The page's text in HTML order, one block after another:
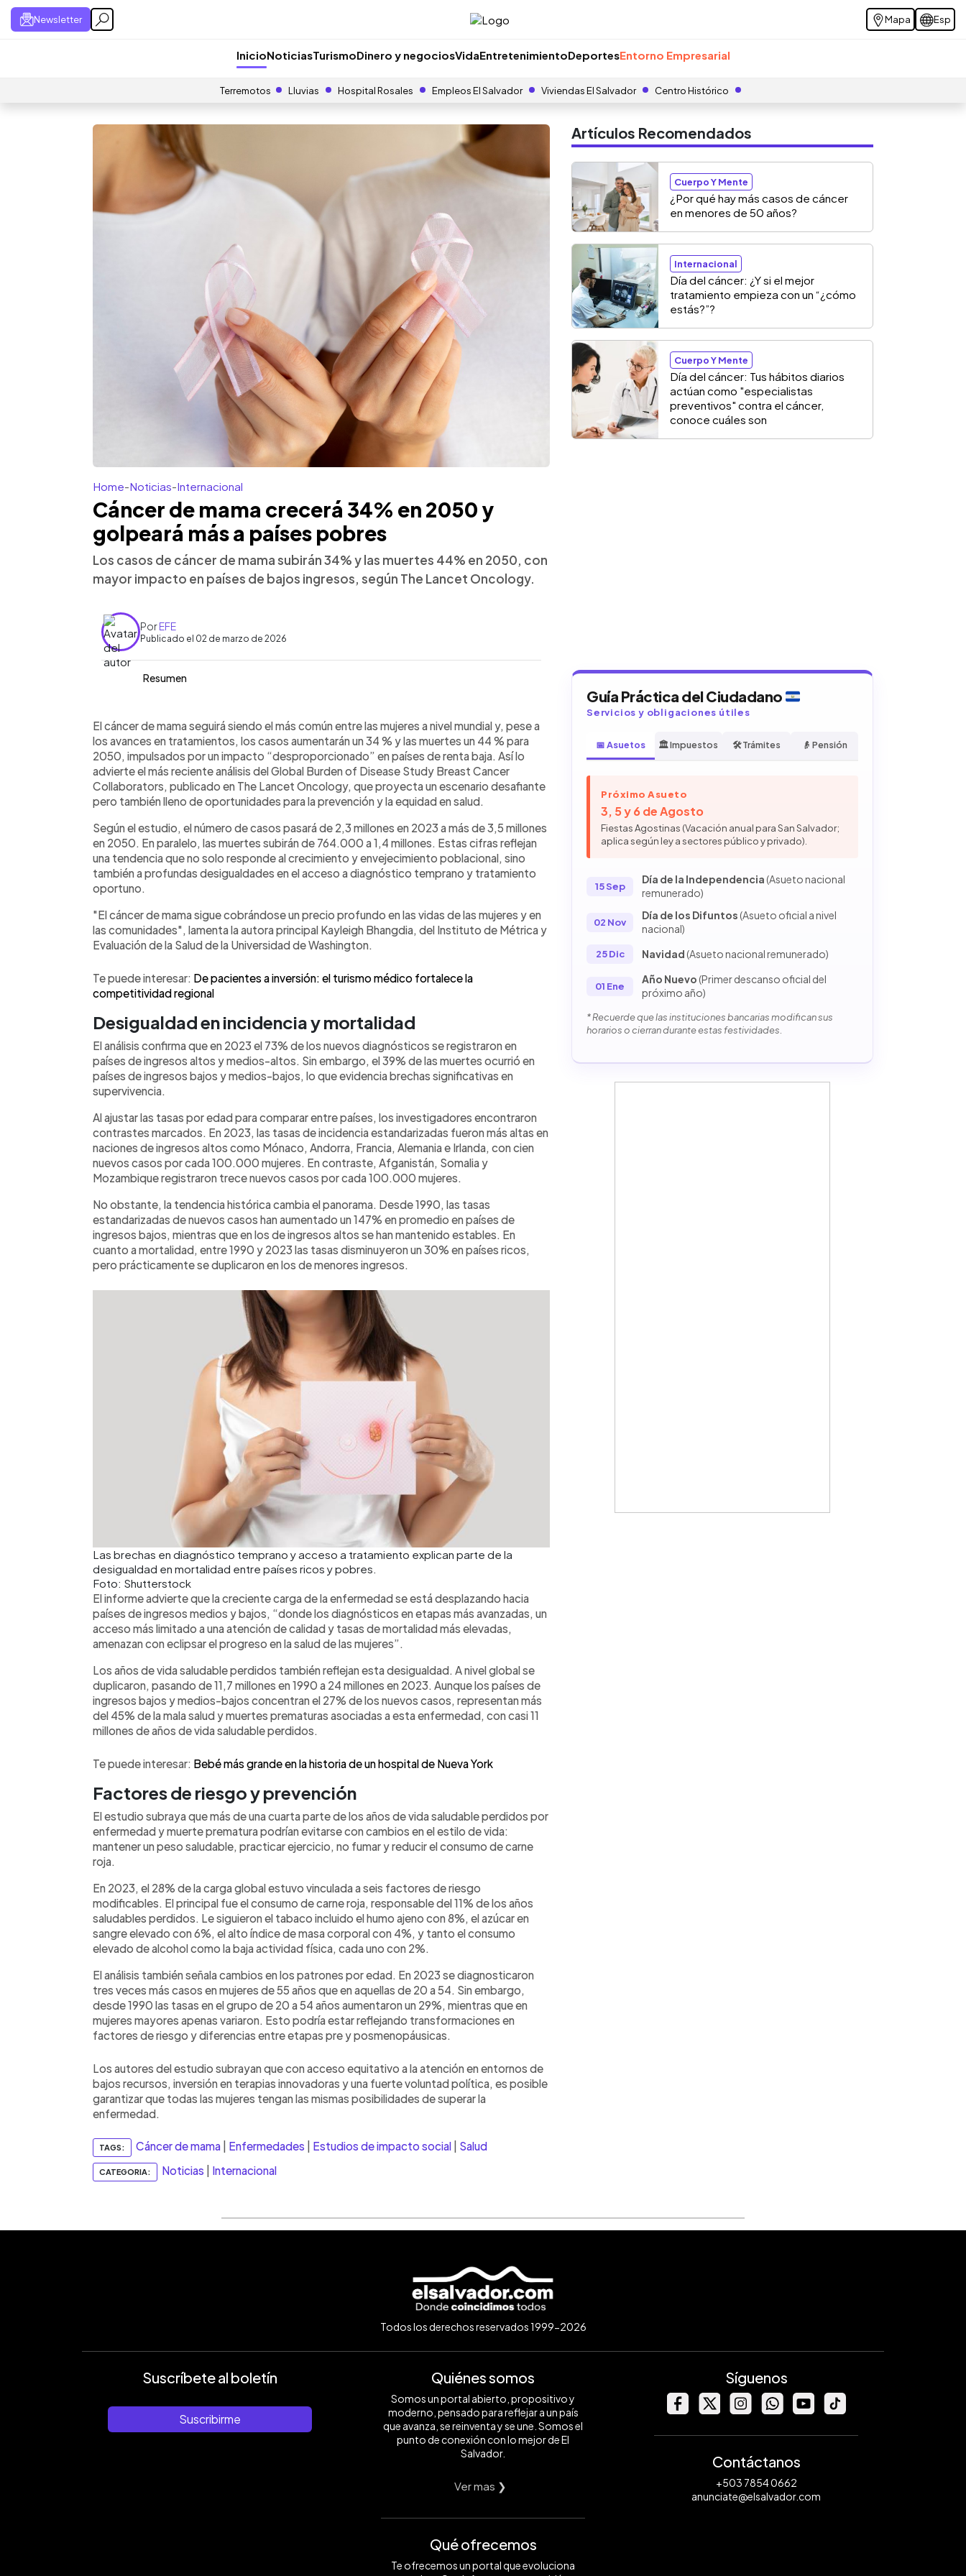
Newsletter Mapa Esp
InicioNoticiasTurismoDinero y negociosVidaEntretenimientoDeportesEntorno Empresarial
Terremotos Lluvias Hospital Rosales Empleos El Salvador Viviendas El Salvador Centro Histórico
Home-Noticias-Internacional
Cáncer de mama crecerá 34% en 2050 y
golpeará más a países pobres
Los casos de cáncer de mama subirán 34% y las muertes 44% en 2050, con
mayor impacto en países de bajos ingresos, según The Lancet Oncology.
PorEFE
Publicado el 02 de marzo de 2026
Resumen
► Escuchar artículo
El cáncer de mama aumentará un 34 % en nuevos casos y un 44 % en
muertes hacia 2050, con mayor impacto en países de bajos ingresos,
según un estudio publicado en The Lancet Oncology. En 2023 se
registraron 2,3 millones de diagnósticos y 764.000 muertes, cifras que
crecerán significativamente en las próximas décadas. Aunque la incidencia
es más alta en países ricos, la mortalidad se concentra en naciones con
desarrollados, pero casi se duplicaron en los más pobres. El 28 % de la
carga global está ligada a factores de riesgo modificables.
El cáncer de mama seguirá siendo el más común entre las mujeres a nivel mundial y, pese a
los avances en tratamientos, los casos aumentarán un 34 % y las muertes un 44 % para
2050, impulsados por un impacto “desproporcionado” en países de renta baja. Así lo
advierte el más reciente análisis del Global Burden of Disease Study Breast Cancer
Collaborators, publicado en The Lancet Oncology, que proyecta un escenario desafiante
pero también lleno de oportunidades para la prevención y la equidad en salud.
Según el estudio, el número de casos pasará de 2,3 millones en 2023 a más de 3,5 millones
en 2050. En paralelo, las muertes subirán de 764.000 a 1,4 millones. Estas cifras reflejan
una tendencia que no solo responde al crecimiento y envejecimiento poblacional, sino
también a profundas desigualdades en el acceso a diagnóstico temprano y tratamiento
oportuno.
"El cáncer de mama sigue cobrándose un precio profundo en las vidas de las mujeres y en
las comunidades", lamenta la autora principal Kayleigh Bhangdia, del Instituto de Métrica y
Evaluación de la Salud de la Universidad de Washington.
Te puede interesar: De pacientes a inversión: el turismo médico fortalece la
competitividad regional
Desigualdad en incidencia y mortalidad
El análisis confirma que en 2023 el 73% de los nuevos diagnósticos se registraron en
países de ingresos altos y medios-altos. Sin embargo, el 39% de las muertes ocurrió en
países de ingresos bajos y medios-bajos, lo que evidencia brechas significativas en
supervivencia.
Al ajustar las tasas por edad para comparar entre países, los investigadores encontraron
contrastes marcados. En 2023, las tasas de incidencia estandarizadas fueron más altas en
naciones de ingresos altos como Mónaco, Andorra, Francia, Alemania e Irlanda, con cien
nuevos casos por cada 100.000 mujeres. En contraste, Afganistán, Somalia y
Mozambique registraron trece nuevos casos por cada 100.000 mujeres.
No obstante, la tendencia histórica cambia el panorama. Desde 1990, las tasas
estandarizadas de nuevos casos han aumentado un 147% en promedio en países de
ingresos bajos, mientras que en los de ingresos altos se han mantenido estables. En
cuanto a mortalidad, entre 1990 y 2023 las tasas disminuyeron un 30% en países ricos,
pero prácticamente se duplicaron en los de menores ingresos.
Las brechas en diagnóstico temprano y acceso a tratamiento explican parte de la
desigualdad en mortalidad entre países ricos y pobres.
Foto: Shutterstock
El informe advierte que la creciente carga de la enfermedad se está desplazando hacia
países de ingresos medios y bajos, “donde los diagnósticos en etapas más avanzadas, un
acceso más limitado a una atención de calidad y tasas de mortalidad más elevadas,
amenazan con eclipsar el progreso en la salud de las mujeres”.
Los años de vida saludable perdidos también reflejan esta desigualdad. A nivel global se
duplicaron, pasando de 11,7 millones en 1990 a 24 millones en 2023. Aunque los países de
ingresos bajos y medios-bajos concentran el 27% de los nuevos casos, representan más
del 45% de la mala salud y muertes prematuras asociadas a esta enfermedad, con casi 11
millones de años de vida saludable perdidos.
Te puede interesar: Bebé más grande en la historia de un hospital de Nueva York
Factores de riesgo y prevención
El estudio subraya que más de una cuarta parte de los años de vida saludable perdidos por
enfermedad y muerte prematura podrían evitarse con cambios en el estilo de vida:
mantener un peso saludable, practicar ejercicio, no fumar y reducir el consumo de carne
roja.
En 2023, el 28% de la carga global estuvo vinculada a seis factores de riesgo
modificables. El principal fue el consumo de carne roja, responsable del 11% de los años
saludables perdidos. Le siguieron el tabaco incluido el humo ajeno con 8%, el azúcar en
sangre elevado con 6%, el alto índice de masa corporal con 4%, y tanto el consumo
elevado de alcohol como la baja actividad física, cada uno con 2%.
El análisis también señala cambios en los patrones por edad. En 2023 se diagnosticaron
tres veces más casos en mujeres de 55 años que en aquellas de 20 a 54. Sin embargo,
desde 1990 las tasas en el grupo de 20 a 54 años aumentaron un 29%, mientras que en
mujeres mayores apenas variaron. Esto podría estar reflejando transformaciones en
factores de riesgo y diferencias entre etapas pre y posmenopáusicas.
Los autores del estudio subrayan que con acceso equitativo a la atención en entornos de
bajos recursos, inversión en terapias innovadoras y una fuerte voluntad política, es posible
garantizar que todas las mujeres tengan las mismas posibilidades de superar la
enfermedad.
TAGS: Cáncer de mama Enfermedades Estudios de impacto social Salud
CATEGORIA: Noticias Internacional
Artículos Recomendados
Cuerpo Y Mente
¿Por qué hay más casos de cáncer
en menores de 50 años?
Internacional
Día del cáncer: ¿Y si el mejor
tratamiento empieza con un “¿cómo
estás?”?
Cuerpo Y Mente
Día del cáncer: Tus hábitos diarios
actúan como "especialistas
preventivos" contra el cáncer,
conoce cuáles son
Guía Práctica del Ciudadano
Servicios y obligaciones útiles
📅 Asuetos 🏛️ Impuestos 🛠️ Trámites 👴 Pensión
Próximo Asueto
3, 5 y 6 de Agosto
Fiestas Agostinas (Vacación anual para San Salvador;
aplica según ley a sectores público y privado).
15 Sep
Día de la Independencia(Asueto nacional
remunerado)
02 Nov
Día de los Difuntos(Asueto oficial a nivel
nacional)
25 Dic Navidad(Asueto nacional remunerado)
01 Ene
Año Nuevo(Primer descanso oficial del
próximo año)
* Recuerde que las instituciones bancarias modifican sus
horarios o cierran durante estas festividades.
Todos los derechos reservados 1999-2026
Suscríbete al boletín
Suscribirme
Quiénes somos
Somos un portal abierto, propositivo y
moderno, pensado para reflejar a un país
que avanza, se reinventa y se une. Somos el
punto de conexión con lo mejor de El
Salvador.
Ver mas ❯
Qué ofrecemos
Te ofrecemos un portal que evoluciona
Síguenos
Contáctanos
+503 7854 0662
anunciate@elsalvador.com